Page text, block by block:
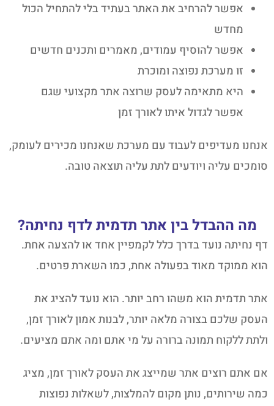
אפשר להרחיב את האתר בעתיד בלי להתחיל הכול
מחדש
אפשר להוסיף עמודים, מאמרים ותכנים חדשים
זו מערכת נפוצה ומוכרת
היא מתאימה לעסק שרוצה אתר מקצועי שגם
אפשר לגדול איתו לאורך זמן
אנחנו מעדיפים לעבוד עם מערכת שאנחנו מכירים לעומק,
סומכים עליה ויודעים לתת עליה תוצאה טובה.
מה ההבדל בין אתר תדמית לדף נחיתה?
דף נחיתה נועד בדרך כלל לקמפיין אחד או להצעה אחת.
הוא ממוקד מאוד בפעולה אחת, כמו השארת פרטים.
אתר תדמית הוא משהו רחב יותר. הוא נועד להציג את
העסק שלכם בצורה מלאה יותר, לבנות אמון לאורך זמן,
ולתת ללקוח תמונה ברורה על מי אתם ומה אתם מציעים.
אם אתם רוצים אתר שמייצג את העסק לאורך זמן, מציג
כמה שירותים, נותן מקום להמלצות, לשאלות נפוצות